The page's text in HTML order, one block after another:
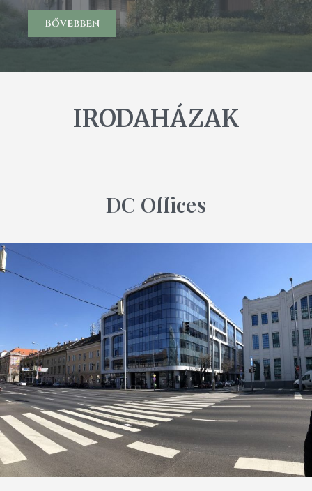
Bővebben
IRODAHÁZAK
DC Offices